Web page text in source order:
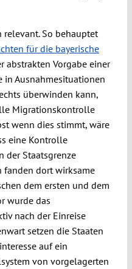
So behauptet
für die bayerische
abstrakten Vorgabe einer
in Ausnahmesituationen
überwinden kann,
Migrationskontrolle
wenn dies stimmt, wäre
eine Kontrolle
der Staatsgrenze
fanden dort wirksame
dem ersten und dem
wurde das
nach der Einreise
setzen die Staaten
auf ein
von vorgelagerten